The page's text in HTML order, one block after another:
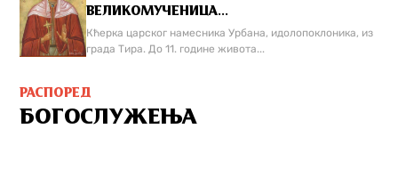
ВЕЛИКОМУЧЕНИЦА...
Кћерка царског намесника Урбана, идолопоклоника, из
града Тира. До 11. године живота...
РАСПОРЕД
БОГОСЛУЖЕЊА